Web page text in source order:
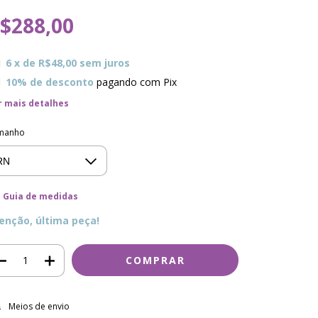
6 x de R$48,00 sem juros
10% de desconto pagando com Pix
mais detalhes
Guia de medidas
última peça!
para o CEP:
Meios de envio